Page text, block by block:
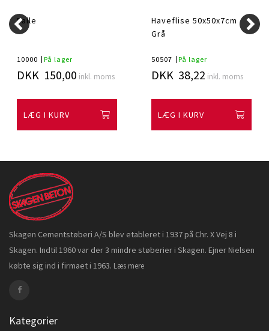
Palle
10000 På lager
DKK 150,00 inkl. moms
LÆG I KURV
Haveflise 50x50x7cm
Grå
50507 På lager
DKK 38,22 inkl. moms
LÆG I KURV
Skagen Cementstøberi A/S blev etableret i 1937 på Chr. X Vej 8 i
Skagen. Indtil 1960 var der 3 mindre støberier i Skagen. Ejner Nielsen
købte sig ind i firmaet i 1963. Læs mere
Kategorier